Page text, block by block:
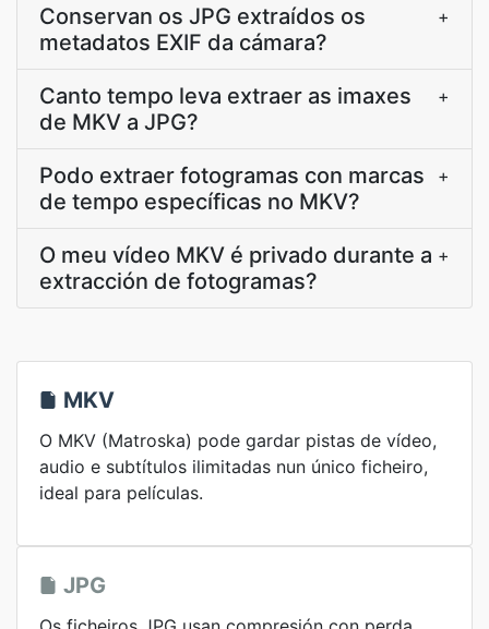
Conservan os JPG extraídos os
metadatos EXIF da cámara?
+
Canto tempo leva extraer as imaxes
de MKV a JPG?
+
Podo extraer fotogramas con marcas
de tempo específicas no MKV?
+
O meu vídeo MKV é privado durante a
extracción de fotogramas?
+
MKV
O MKV (Matroska) pode gardar pistas de vídeo,
audio e subtítulos ilimitadas nun único ficheiro,
ideal para películas.
JPG